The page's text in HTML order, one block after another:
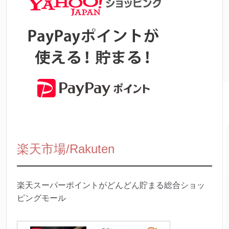
楽天市場/Rakuten
楽天スーパーポイントがどんどん貯まる総合ショッ
ピングモール